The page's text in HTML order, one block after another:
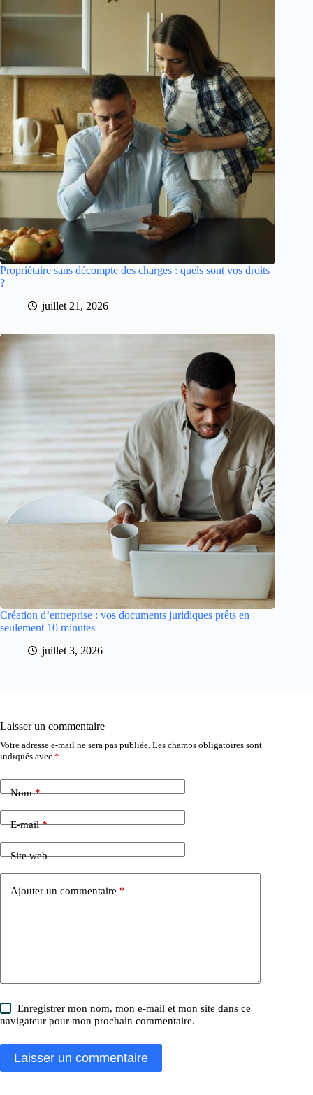
Propriétaire sans décompte des charges : quels sont vos droits
?
juillet 21, 2026
Création d’entreprise : vos documents juridiques prêts en
seulement 10 minutes
juillet 3, 2026
Laisser un commentaire
Votre adresse e-mail ne sera pas publiée. Les champs obligatoires sont
indiqués avec *
Nom*
E-mail*
Site web
Ajouter un commentaire *
Enregistrer mon nom, mon e-mail et mon site dans ce
navigateur pour mon prochain commentaire.
Laisser un commentaire